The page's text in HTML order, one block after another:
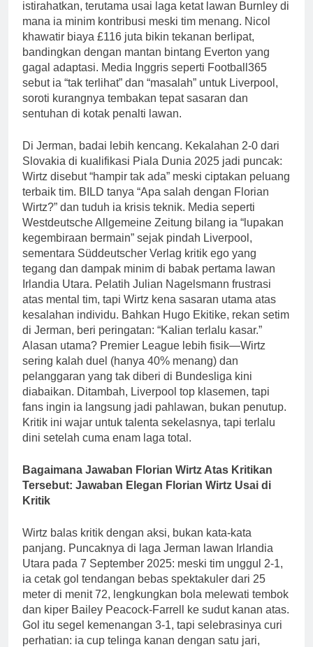
istirahatkan, terutama usai laga ketat lawan Burnley di
mana ia minim kontribusi meski tim menang. Nicol
khawatir biaya £116 juta bikin tekanan berlipat,
bandingkan dengan mantan bintang Everton yang
gagal adaptasi. Media Inggris seperti Football365
sebut ia “tak terlihat” dan “masalah” untuk Liverpool,
soroti kurangnya tembakan tepat sasaran dan
sentuhan di kotak penalti lawan.
Di Jerman, badai lebih kencang. Kekalahan 2-0 dari
Slovakia di kualifikasi Piala Dunia 2025 jadi puncak:
Wirtz disebut “hampir tak ada” meski ciptakan peluang
terbaik tim. BILD tanya “Apa salah dengan Florian
Wirtz?” dan tuduh ia krisis teknik. Media seperti
Westdeutsche Allgemeine Zeitung bilang ia “lupakan
kegembiraan bermain” sejak pindah Liverpool,
sementara Süddeutscher Verlag kritik ego yang
tegang dan dampak minim di babak pertama lawan
Irlandia Utara. Pelatih Julian Nagelsmann frustrasi
atas mental tim, tapi Wirtz kena sasaran utama atas
kesalahan individu. Bahkan Hugo Ekitike, rekan setim
di Jerman, beri peringatan: “Kalian terlalu kasar.”
Alasan utama? Premier League lebih fisik—Wirtz
sering kalah duel (hanya 40% menang) dan
pelanggaran yang tak diberi di Bundesliga kini
diabaikan. Ditambah, Liverpool top klasemen, tapi
fans ingin ia langsung jadi pahlawan, bukan penutup.
Kritik ini wajar untuk talenta sekelasnya, tapi terlalu
dini setelah cuma enam laga total.
Bagaimana Jawaban Florian Wirtz Atas Kritikan
Tersebut: Jawaban Elegan Florian Wirtz Usai di
Kritik
Wirtz balas kritik dengan aksi, bukan kata-kata
panjang. Puncaknya di laga Jerman lawan Irlandia
Utara pada 7 September 2025: meski tim unggul 2-1,
ia cetak gol tendangan bebas spektakuler dari 25
meter di menit 72, lengkungkan bola melewati tembok
dan kiper Bailey Peacock-Farrell ke sudut kanan atas.
Gol itu segel kemenangan 3-1, tapi selebrasinya curi
perhatian: ia cup telinga kanan dengan satu jari,